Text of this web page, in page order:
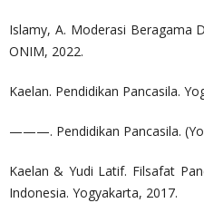
Islamy, A. Moderasi Beragama
ONIM, 2022.
Kaelan. Pendidikan Pancasila.
———. Pendidikan Pancasila.
Kaelan & Yudi Latif. Filsafat
Indonesia. Yogyakarta, 2017.